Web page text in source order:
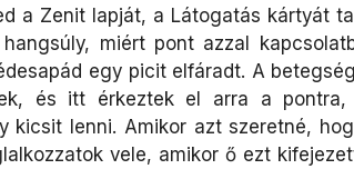
a Zenit lapját, a Látogatás kártyát
miért pont azzal
egy picit elfáradt. A
és itt érkeztek el arra a pontra,
kicsit lenni. Amikor azt szeretné,
vele, amikor ő ezt